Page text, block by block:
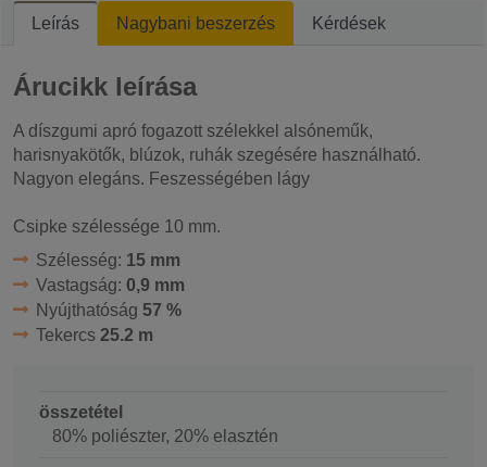
Leírás Nagybani beszerzés Kérdések
Árucikk leírása
A díszgumi apró fogazott szélekkel alsóneműk,
harisnyakötők, blúzok, ruhák szegésére használható.
Nagyon elegáns. Feszességében lágy
Csipke szélessége 10 mm.
Szélesség: 15 mm
Vastagság: 0,9 mm
Nyújthatóság 57 %
Tekercs 25.2 m
összetétel
80% poliészter, 20% elasztén